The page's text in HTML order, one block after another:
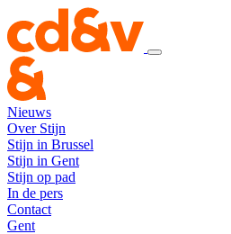
Nieuws
Over Stijn
Stijn in Brussel
Stijn in Gent
Stijn op pad
In de pers
Contact
Gent